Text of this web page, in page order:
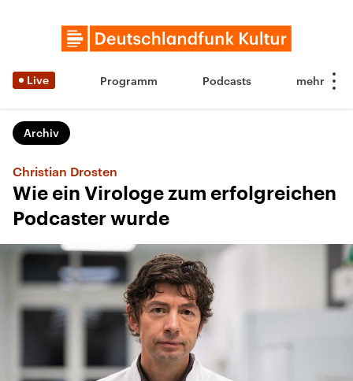
Live Programm Podcasts
Archiv
Christian Drosten
Wie ein Virologe zum erfolgreichen
Podcaster wurde